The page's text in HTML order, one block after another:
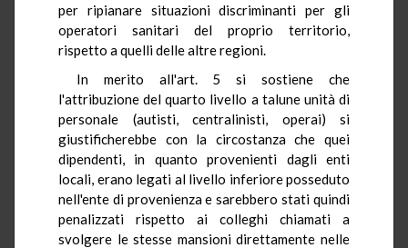
per ripianare situazioni discriminanti per gli
operatori sanitari del proprio territorio,
rispetto a quelli delle altre regioni.
In merito all'art. 5 si sostiene che
l'attribuzione del quarto livello a talune unità di
personale (autisti, centralinisti, operai) si
giustificherebbe con la circostanza che quei
dipendenti, in quanto provenienti dagli enti
locali, erano legati al livello inferiore posseduto
nell'ente di provenienza e sarebbero stati quindi
penalizzati rispetto ai colleghi chiamati a
svolgere le stesse mansioni direttamente nelle